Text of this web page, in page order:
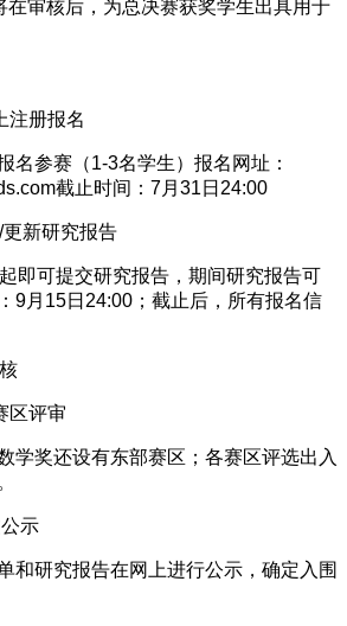
在审核后，为总决赛获奖学生出具用于
注册报名
名参赛（1-3名学生）报名网址：
截止时间：7月31日24:00
新研究报告
即可提交研究报告，期间研究报告可
9月15日24:00；截止后，所有报名信
区评审
学奖还设有东部赛区；各赛区评选出入
示
和研究报告在网上进行公示，确定入围